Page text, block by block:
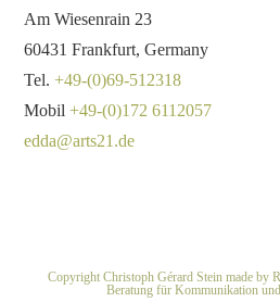
Am Wiesenrain 23
60431 Frankfurt, Germany
Tel.+49-(0)69-512318
Mobil+49-(0)172 6112057
edda@arts21.de
Copyright Christoph Gérard Stein made by
Beratung für Kommunikation